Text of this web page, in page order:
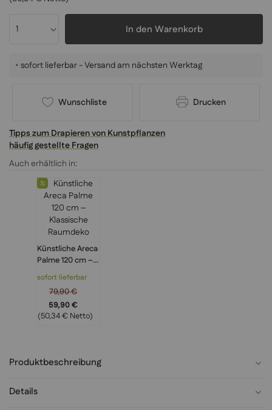
In den Warenkorb
• sofort lieferbar - Versand am nächsten Werktag
Wunschliste Drucken
Tipps zum Drapieren von Kunstpflanzen
häufig gestellte Fragen
Auch erhältlich in:
Künstliche Areca
Palme 120 cm –
Klassische
Raumdeko
sofort lieferbar
79,90 €
59,90 €
(50,34 € Netto)
Produktbeschreibung
Details